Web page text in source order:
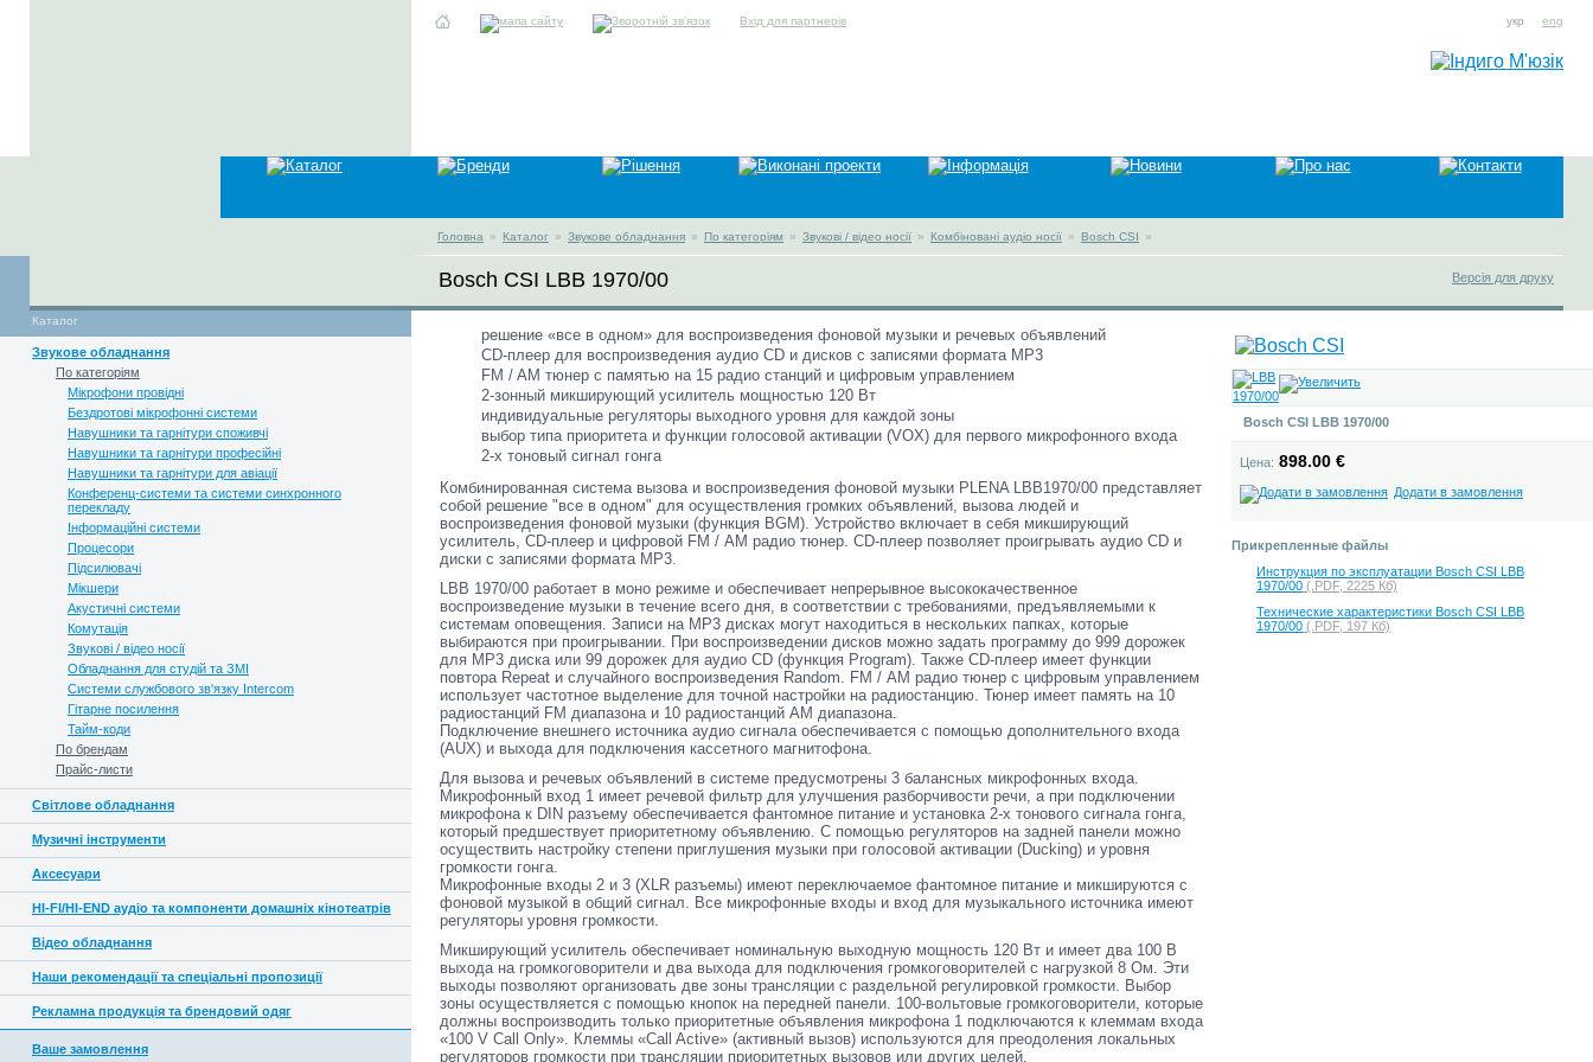
Вхід для партнерів укр eng
Головна » Каталог » Звукове обладнання » По категоріям » Звукові / відео носії » Комбіновані аудіо носії » Bosch CSI »
Bosch CSI LBB 1970/00 Версія для друку
Каталог
Звукове обладнання
По категоріям
Мікрофони провідні
Бездротові мікрофонні системи
Навушники та гарнітури споживчі
Навушники та гарнітури професійні
Навушники та гарнітури для авіації
Конференц-системи та системи синхронного
перекладу
Інформаційні системи
Процесори
Підсилювачі
Мікшери
Акустичні системи
Комутація
Звукові / відео носії
Обладнання для студій та ЗМІ
Системи службового зв'язку Intercom
Гітарне посилення
Тайм-коди
По брендам
Прайс-листи
Світлове обладнання
Музичні інструменти
Аксесуари
HI-FI/HI-END аудіо та компоненти домашніх кінотеатрів
Відео обладнання
Наши рекомендації та спеціальні пропозиції
Рекламна продукція та брендовий одяг
Ваше замовлення
решение «все в одном» для воспроизведения фоновой музыки и речевых объявлений
CD-плеер для воспроизведения аудио CD и дисков с записями формата MP3
FM / AM тюнер с памятью на 15 радио станций и цифровым управлением
2-зонный микширующий усилитель мощностью 120 Вт
индивидуальные регуляторы выходного уровня для каждой зоны
выбор типа приоритета и функции голосовой активации (VOX) для первого микрофонного входа
2-х тоновый сигнал гонга
Комбинированная система вызова и воспроизведения фоновой музыки PLENA LBB1970/00 представляет
собой решение "все в одном" для осуществления громких объявлений, вызова людей и
воспроизведения фоновой музыки (функция BGM). Устройство включает в себя микширующий
усилитель, CD-плеер и цифровой FM / АМ радио тюнер. CD-плеер позволяет проигрывать аудио CD и
диски с записями формата МР3.
LBB 1970/00 работает в моно режиме и обеспечивает непрерывное высококачественное
воспроизведение музыки в течение всего дня, в соответствии с требованиями, предъявляемыми к
системам оповещения. Записи на МР3 дисках могут находиться в нескольких папках, которые
выбираются при проигрывании. При воспроизведении дисков можно задать программу до 999 дорожек
для МР3 диска или 99 дорожек для аудио CD (функция Program). Также CD-плеер имеет функции
повтора Repeat и случайного воспроизведения Random. FM / АМ радио тюнер с цифровым управлением
использует частотное выделение для точной настройки на радиостанцию. Тюнер имеет память на 10
радиостанций FM диапазона и 10 радиостанций АМ диапазона.
Подключение внешнего источника аудио сигнала обеспечивается с помощью дополнительного входа
(AUX) и выхода для подключения кассетного магнитофона.
Для вызова и речевых объявлений в системе предусмотрены 3 балансных микрофонных входа.
Микрофонный вход 1 имеет речевой фильтр для улучшения разборчивости речи, а при подключении
микрофона к DIN разъему обеспечивается фантомное питание и установка 2-х тонового сигнала гонга,
который предшествует приоритетному объявлению. С помощью регуляторов на задней панели можно
осуществить настройку степени приглушения музыки при голосовой активации (Ducking) и уровня
громкости гонга.
Микрофонные входы 2 и 3 (XLR разъемы) имеют переключаемое фантомное питание и микшируются с
фоновой музыкой в общий сигнал. Все микрофонные входы и вход для музыкального источника имеют
регуляторы уровня громкости.
Микширующий усилитель обеспечивает номинальную выходную мощность 120 Вт и имеет два 100 В
выхода на громкоговорители и два выхода для подключения громкоговорителей с нагрузкой 8 Ом. Эти
выходы позволяют организовать две зоны трансляции с раздельной регулировкой громкости. Выбор
зоны осуществляется с помощью кнопок на передней панели. 100-вольтовые громкоговорители, которые
должны воспроизводить только приоритетные объявления микрофона 1 подключаются к клеммам входа
«100 V Call Only». Клеммы «Call Active» (активный вызов) используются для преодоления локальных
регуляторов громкости при трансляции приоритетных вызовов или других целей.
Bosch CSI LBB 1970/00
Цена: 898.00 €
Додати в замовлення
Прикрепленные файлы
Инструкция по эксплуатации Bosch CSI LBB
1970/00 (.PDF, 2225 Кб)
Технические характеристики Bosch CSI LBB
1970/00 (.PDF, 197 Кб)